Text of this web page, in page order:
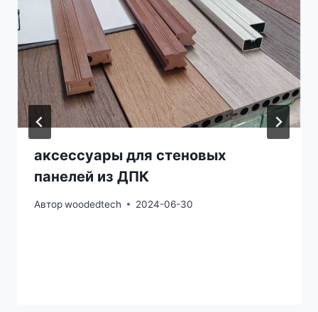
аксессуары для стеновых
панелей из ДПК
Авторwoodedtech 2024-06-30